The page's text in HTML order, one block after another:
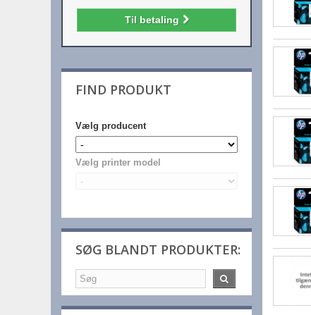
Til betaling
FIND PRODUKT
Vælg producent
Vælg printer model
SØG BLANDT PRODUKTER: